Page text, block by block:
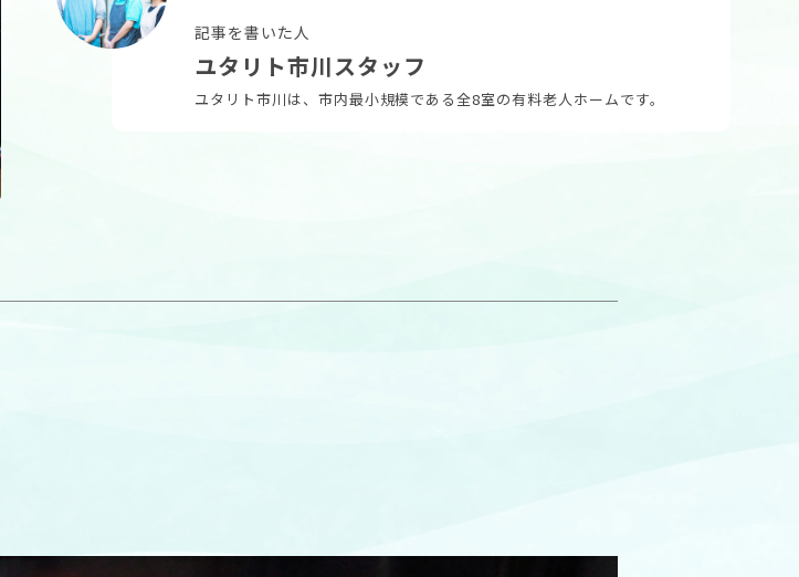
記事を書いた人
ユタリト市川スタッフ
ユタリト市川は、市内最小規模である全8室の有料老人ホームです。